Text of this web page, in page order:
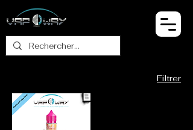
Filtrer